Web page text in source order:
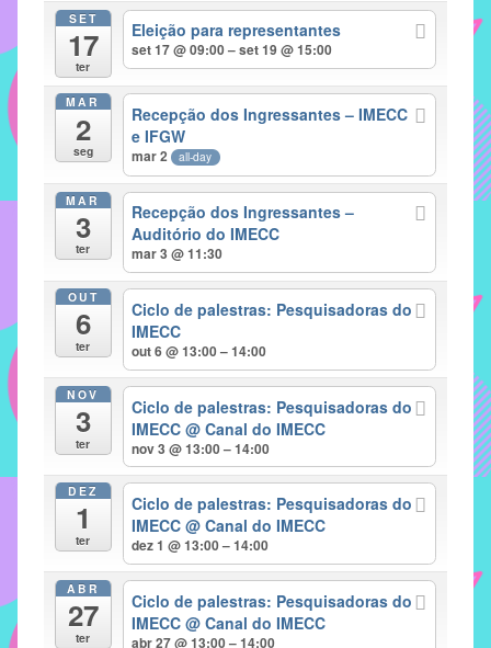
IMECC
tem
como
atribuição
implementar
mecanismos
proporcionem
fortalecimento
sociais
profissionais
alunos,
professores
SET
17
ter
Eleição para representantes
set 17 @ 09:00 – set 19 @ 15:00
MAR
2
seg
Recepção dos Ingressantes – IMECC
e IFGW
mar 2 all-day
MAR
3
ter
Recepção dos Ingressantes –
Auditório do IMECC
mar 3 @ 11:30
OUT
6
ter
Ciclo de palestras: Pesquisadoras do
IMECC
out 6 @ 13:00 – 14:00
NOV
3
ter
Ciclo de palestras: Pesquisadoras do
IMECC@ Canal do IMECC
nov 3 @ 13:00 – 14:00
DEZ
1
ter
Ciclo de palestras: Pesquisadoras do
IMECC@ Canal do IMECC
dez 1 @ 13:00 – 14:00
ABR
27
ter
Ciclo de palestras: Pesquisadoras do
IMECC@ Canal do IMECC
abr 27 @ 13:00 – 14:00